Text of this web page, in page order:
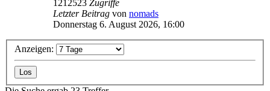
1212523 Zugriffe
Letzter Beitrag von nomads
Donnerstag 6. August 2026, 16:00
Anzeigen: